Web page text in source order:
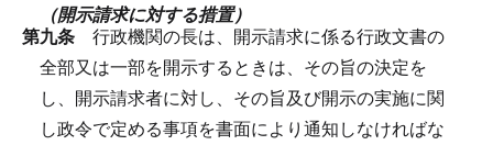
（開示請求に対する措置）
第九条 行政機関の長は、開示請求に係る行政文書の
全部又は一部を開示するときは、その旨の決定を
し、開示請求者に対し、その旨及び開示の実施に関
し政令で定める事項を書面により通知しなければな